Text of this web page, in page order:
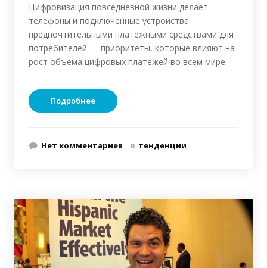
Цифровизация повседневной жизни делает
телефоны и подключенные устройства
предпочтительными платежными средствами для
потребителей — приоритеты, которые влияют на
рост объема цифровых платежей во всем мире.
Подробнее
Нет комментариев в тенденции